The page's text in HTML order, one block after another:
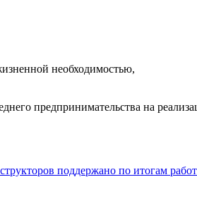
необходимостью,
предпринимательства на
поддержано по итогам